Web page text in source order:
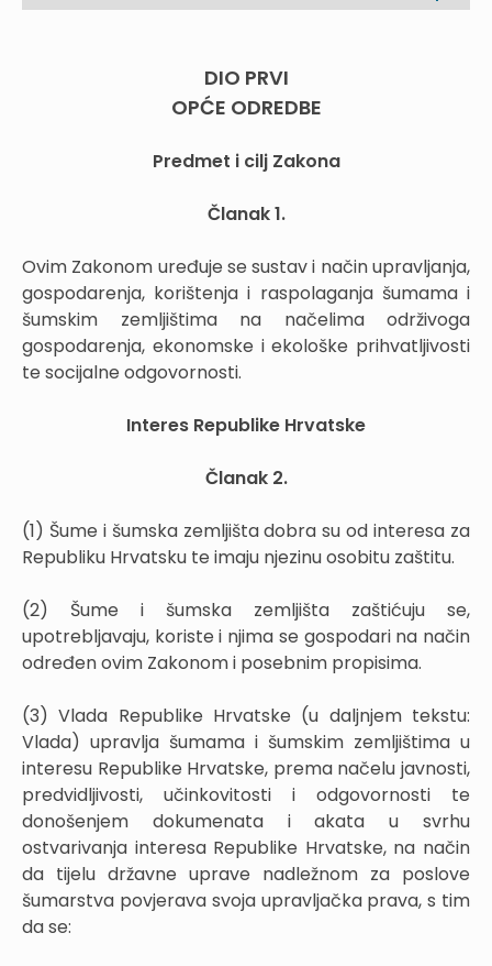
DIO PRVI
OPĆE ODREDBE
Predmet i cilj Zakona
Članak 1.
Ovim Zakonom uređuje se sustav i način upravljanja,
gospodarenja, korištenja i raspolaganja šumama i
šumskim zemljištima na načelima održivoga
gospodarenja, ekonomske i ekološke prihvatljivosti
te socijalne odgovornosti.
Interes Republike Hrvatske
Članak 2.
(1) Šume i šumska zemljišta dobra su od interesa za
Republiku Hrvatsku te imaju njezinu osobitu zaštitu.
(2) Šume i šumska zemljišta zaštićuju se,
upotrebljavaju, koriste i njima se gospodari na način
određen ovim Zakonom i posebnim propisima.
(3) Vlada Republike Hrvatske (u daljnjem tekstu:
Vlada) upravlja šumama i šumskim zemljištima u
interesu Republike Hrvatske, prema načelu javnosti,
predvidljivosti, učinkovitosti i odgovornosti te
donošenjem dokumenata i akata u svrhu
ostvarivanja interesa Republike Hrvatske, na način
da tijelu državne uprave nadležnom za poslove
šumarstva povjerava svoja upravljačka prava, s tim
da se: